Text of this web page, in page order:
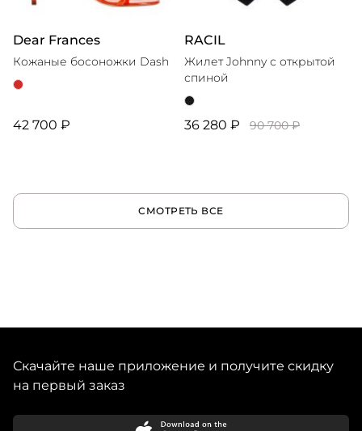
Dear Frances
Кожаные босоножки Dash
42 700 ₽
RACIL
Жилет Johnny с открытой
спиной
36 280 ₽ 90 700 ₽
СМОТРЕТЬ ВСЕ
Скачайте наше приложение и получите скидку
на первый заказ